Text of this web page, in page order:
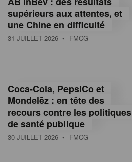
supérieurs aux attentes, et
une Chine en difficulté
31 JUILLET 2026 • FMCG
Coca-Cola, PepsiCo et
Mondelēz : en tête des
recours contre les politiques
de santé publique
30 JUILLET 2026 • FMCG